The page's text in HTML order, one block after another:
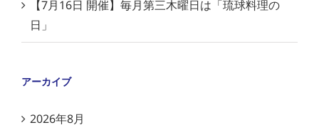
【7月16日 開催】毎月第三木曜日は「琉球料理の
日」
アーカイブ
2026年8月